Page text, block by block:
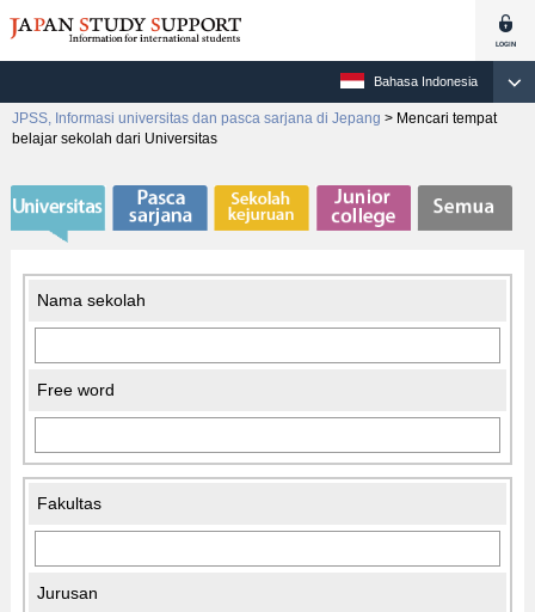
Bahasa Indonesia
JPSS, Informasi universitas dan pasca sarjana di Jepang > Mencari tempat
belajar sekolah dari Universitas
Nama sekolah
Free word
Fakultas
Jurusan